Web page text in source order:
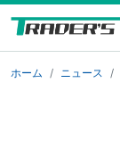
ホーム ニュース